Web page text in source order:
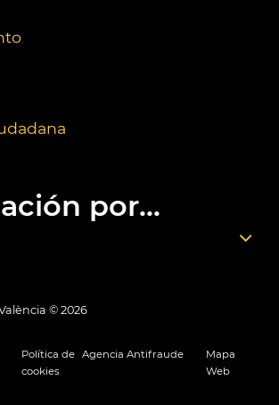
por...
© 2026
Política de
cookies
Agencia Antifraude
Mapa
Web